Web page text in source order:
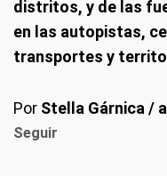
distritos, y de las
en las autopistas,
transportes y
Por Stella Gárnica /
Seguir